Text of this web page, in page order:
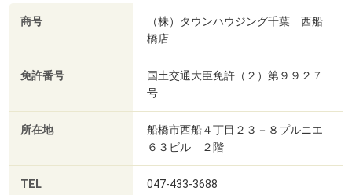
商号
（株）タウンハウジング千葉 西船
橋店
免許番号
国土交通大臣免許（２）第９９２７
号
所在地
船橋市西船４丁目２３－８プルニエ
６３ビル ２階
TEL 047-433-3688